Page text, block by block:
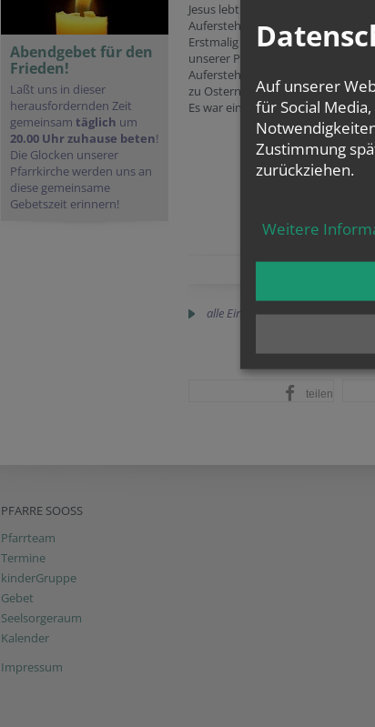
Abendgebet für den
Frieden!
Laßt uns in dieser
herausfordernden Zeit
gemeinsam täglich um
20.00 Uhrzuhause beten!
Die Glocken unserer
Pfarrkirche werden uns an
diese gemeinsame
Gebetszeit erinnern!
Jesus lebt! – Das
Auferstehungsmusical
Erstmalig wurde in
unserer Pfarre ein
Auferstehungsmuscial
zu Ostern aufgeführt.
Es war ein voller Erfolg.
alle Einträge anzeigen
teilen
PFARRE SOOSS
Pfarrteam
Termine
kinderGruppe
Gebet
Seelsorgeraum
Kalender
Impressum
Auf unserer
für Social
Zustimmung
zurückziehen.
Weitere